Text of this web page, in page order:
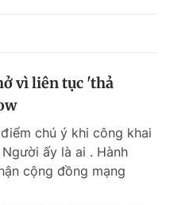
vì liên tục 'thả
chú ý khi công khai
ấy là ai . Hành
cộng đồng mạng